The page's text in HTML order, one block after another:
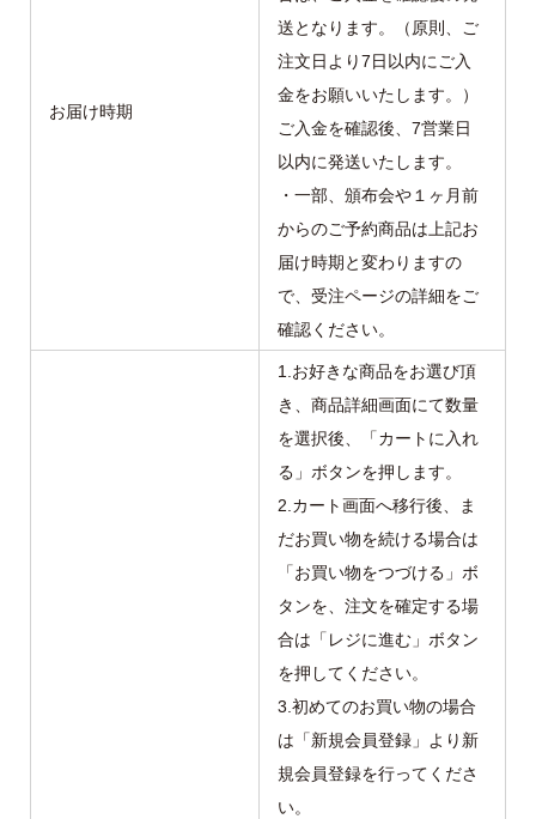
お届け時期
送となります。（原則、ご
注文日より7日以内にご入
金をお願いいたします。）
ご入金を確認後、7営業日
以内に発送いたします。
・一部、頒布会や１ヶ月前
からのご予約商品は上記お
届け時期と変わりますの
で、受注ページの詳細をご
確認ください。
1.お好きな商品をお選び頂
き、商品詳細画面にて数量
を選択後、「カートに入れ
る」ボタンを押します。
2.カート画面へ移行後、ま
だお買い物を続ける場合は
「お買い物をつづける」ボ
タンを、注文を確定する場
合は「レジに進む」ボタン
を押してください。
3.初めてのお買い物の場合
は「新規会員登録」より新
規会員登録を行ってくださ
い。